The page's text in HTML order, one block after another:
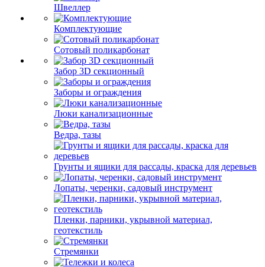
Швеллер
Комплектующие
Сотовый поликарбонат
Забор 3D секционный
Заборы и ограждения
Люки канализационные
Ведра, тазы
Грунты и ящики для рассады, краска для деревьев
Лопаты, черенки, садовый инструмент
Пленки, парники, укрывной материал,
геотекстиль
Стремянки